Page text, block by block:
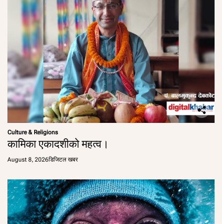
Culture & Religions
कामिका एकादशीको महत्व।
August 8, 2026डिजिटल खबर